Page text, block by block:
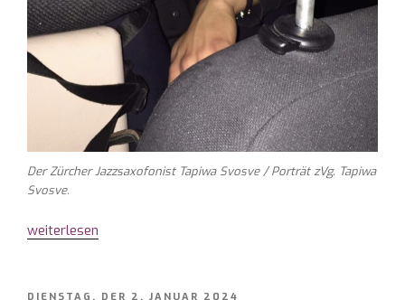
Der Zürcher Jazzsaxofonist Tapiwa Svosve / Porträt zVg. Tapiwa
Svosve.
„Tapiwa
Saxofonklänge
weiterlesen
VERÖFFENTLICHT
DIENSTAG, DER 2. JANUAR 2024